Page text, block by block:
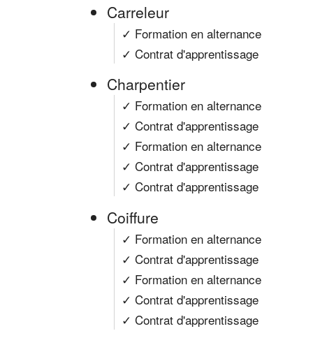
Carreleur
✓ Formation en alternance
✓ Contrat d'apprentissage
Charpentier
✓ Formation en alternance
✓ Contrat d'apprentissage
✓ Formation en alternance
✓ Contrat d'apprentissage
✓ Contrat d'apprentissage
Coiffure
✓ Formation en alternance
✓ Contrat d'apprentissage
✓ Formation en alternance
✓ Contrat d'apprentissage
✓ Contrat d'apprentissage